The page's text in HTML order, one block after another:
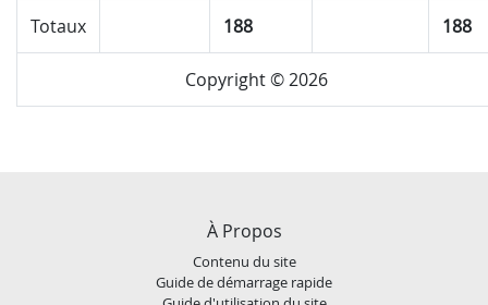
Totaux 188 188
Copyright © 2026
À Propos
Contenu du site
Guide de démarrage rapide